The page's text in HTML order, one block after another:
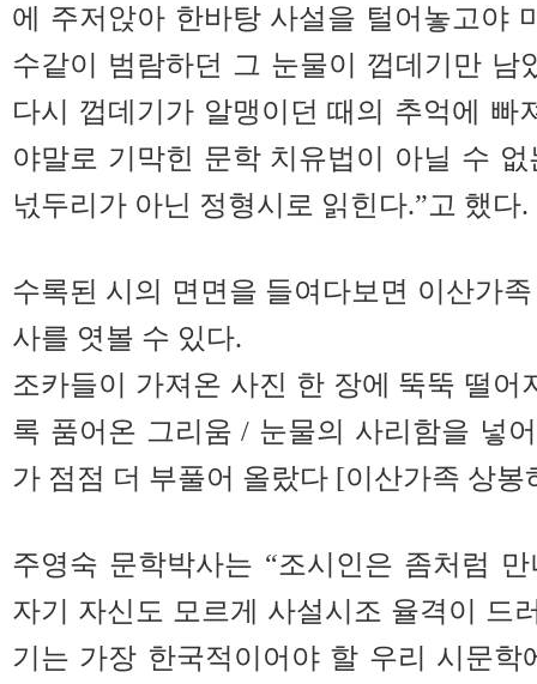
에 주저앉아 한바탕 사설을 털어놓고야
수같이 범람하던 그 눈물이 껍데기만 남
다시 껍데기가 알맹이던 때의 추억에 빠
야말로 기막힌 문학 치유법이 아닐 수
넋두리가 아닌 정형시로 읽힌다.”고 했다.
수록된 시의 면면을 들여다보면 이산가
사를 엿볼 수 있다.
조카들이 가져온 사진 한 장에 뚝뚝 떨어
록 품어온 그리움 / 눈물의 사리함을 넣
가 점점 더 부풀어 올랐다 [이산가족 상봉
주영숙 문학박사는 “조시인은 좀처럼
자기 자신도 모르게 사설시조 율격이 드
기는 가장 한국적이어야 할 우리 시문